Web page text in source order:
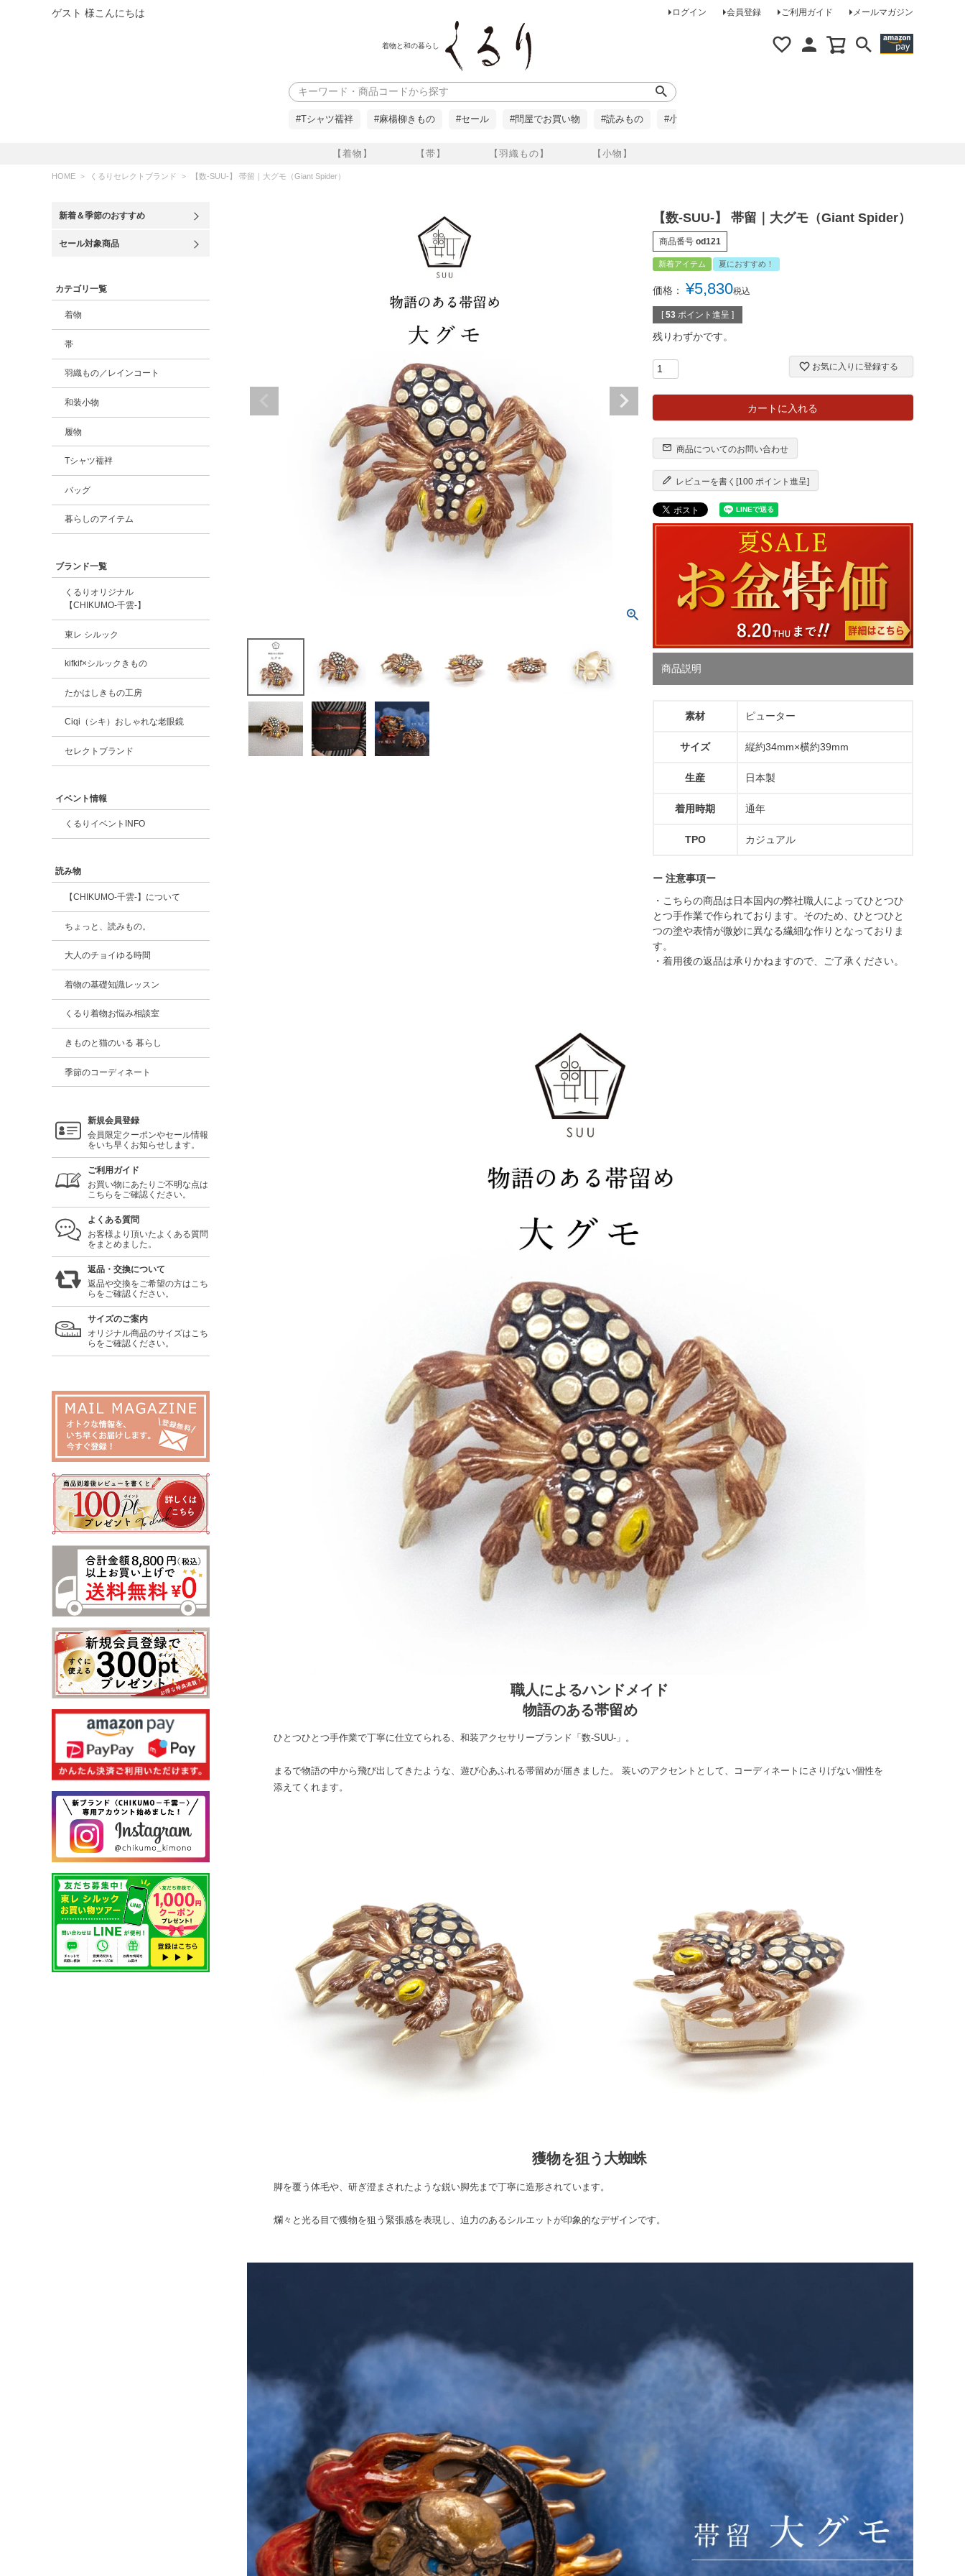
ゲスト 様こんにちは ログイン 会員登録 ご利用ガイド メールマガジン
着物と和の暮らし
【着物】 【帯】 【羽織もの】 【小物】
検索
#Tシャツ襦袢 #麻楊柳きもの #セール #問屋でお買い物 #読みもの #小柄な方に
HOME くるりセレクトブランド 【数-SUU-】 帯留｜大グモ（Giant Spider）
新着＆季節のおすすめ
セール対象商品
カテゴリ一覧
着物
帯
羽織もの／レインコート
和装小物
履物
Tシャツ襦袢
バッグ
暮らしのアイテム
ブランド一覧
くるりオリジナル
【CHIKUMO-千雲-】
東レ シルック
kifkif×シルックきもの
たかはしきもの工房
Ciqi（シキ）おしゃれな老眼鏡
セレクトブランド
イベント情報
くるりイベントINFO
読み物
【CHIKUMO-千雲-】について
ちょっと、読みもの。
大人のチョイゆる時間
着物の基礎知識レッスン
くるり着物お悩み相談室
きものと猫のいる 暮らし
季節のコーディネート
新規会員登録
会員限定クーポンやセール情報
をいち早くお知らせします。
ご利用ガイド
お買い物にあたりご不明な点は
こちらをご確認ください。
よくある質問
お客様より頂いたよくある質問
をまとめました。
返品・交換について
返品や交換をご希望の方はこち
らをご確認ください。
サイズのご案内
オリジナル商品のサイズはこち
らをご確認ください。
【数-SUU-】 帯留｜大グモ（Giant Spider）
商品番号 od121
新着アイテム 夏におすすめ！
価格： ¥5,830税込
[ 53 ポイント進呈 ]
残りわずかです。
お気に入りに登録する
カートに入れる
商品についてのお問い合わせ
レビューを書く[100 ポイント進呈]
商品説明
素材 ピューター
サイズ 縦約34mm×横約39mm
生産 日本製
着用時期 通年
TPO カジュアル
ー 注意事項ー
・こちらの商品は日本国内の弊社職人によってひとつひ
とつ手作業で作られております。そのため、ひとつひと
つの塗や表情が微妙に異なる繊細な作りとなっておりま
す。
・着用後の返品は承りかねますので、ご了承ください。
職人によるハンドメイド
物語のある帯留め
ひとつひとつ手作業で丁寧に仕立てられる、和装アクセサリーブランド「数-SUU-」。
まるで物語の中から飛び出してきたような、遊び心あふれる帯留めが届きました。 装いのアクセントとして、コーディネートにさりげない個性を
添えてくれます。
獲物を狙う大蜘蛛
脚を覆う体毛や、研ぎ澄まされたような鋭い脚先まで丁寧に造形されています。
爛々と光る目で獲物を狙う緊張感を表現し、迫力のあるシルエットが印象的なデザインです。